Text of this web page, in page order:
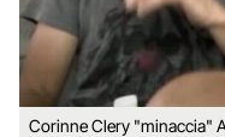
Corinne Clery "minaccia"